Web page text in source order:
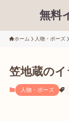
無料
ホーム 人物・ポーズ
笠地蔵のイ
人物・ポーズ